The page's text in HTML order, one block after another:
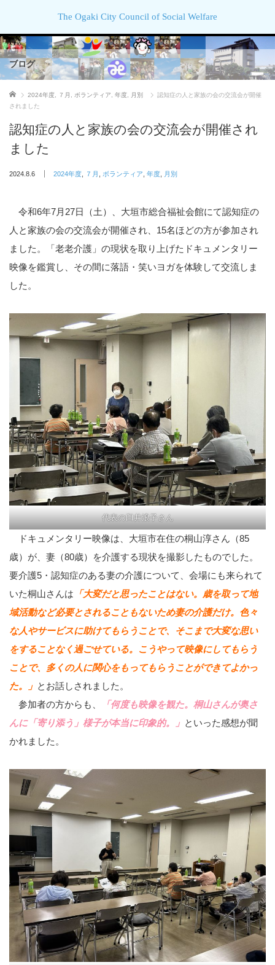
The Ogaki City Council of Social Welfare
ブログ
ホーム 2024年度 ７月 ボランティア 年度 月別
認知症の人と家族の会の交流会が開催
されました
認知症の人と家族の会の交流会が開催され
ました
2024.8.6 2024年度 ７月 ボランティア 年度 月別
令和6年7月27日（土）、大垣市総合福祉会館にて認知症の
人と家族の会の交流会が開催され、15名ほどの方が参加され
ました。「老老介護」の現状を取り上げたドキュメンタリー
映像を鑑賞し、その間に落語・笑いヨガを体験して交流しま
した。
代表の臼井浪子さん
ドキュメンタリー映像は、大垣市在住の桐山淳さん（85
歳）が、妻（80歳）を介護する現状を撮影したものでした。
要介護5・認知症のある妻の介護について、会場にも来られて
いた桐山さんは 「大変だと思ったことはない。歳を取って地
域活動など必要とされることもないため妻の介護だけ。色々
な人やサービスに助けてもらうことで、そこまで大変な思い
をすることなく過ごせている。こうやって映像にしてもらう
ことで、多くの人に関心をもってもらうことができてよかっ
た。」 とお話しされました。
参加者の方からも、
「何度も映像を観た。桐山さんが奥さ
んに「寄り添う」様子が本当に印象的。」 といった感想が聞
かれました。